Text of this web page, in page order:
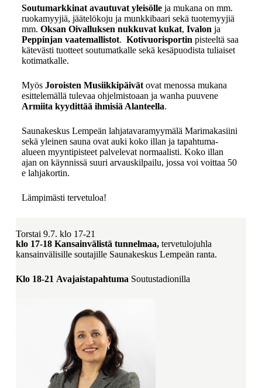
Soutumarkkinat avautuvat yleisölleja mukana on mm.
ruokamyyjiä, jäätelökoju ja munkkibaari sekä tuotemyyjiä
mm. Oksan Oivalluksen nukkuvat kukat, Ivalon ja
Peppinjan vaatemallistot. Kotivuorisportin pisteeltä saa
kätevästi tuotteet soutumatkalle sekä kesäpuodista tuliaiset
kotimatkalle.
Myös Joroisten Musiikkipäivätovat menossa mukana
esittelemällä tulevaa ohjelmistoaan ja wanha puuvene
Armiita kyydittää ihmisiä Alanteella.
Saunakeskus Lempeän lahjatavaramyymälä Marimakasiini
sekä yleinen sauna ovat auki koko illan ja tapahtuma-
alueen myyntipisteet palvelevat normaalisti. Koko illan
ajan on käynnissä suuri arvauskilpailu, jossa voi voittaa 50
e lahjakortin.
Lämpimästi tervetuloa!
Torstai 9.7. klo 17-21
klo 17-18 Kansainvälistä tunnelmaa,tervetulojuhla
kansainvälisille soutajille Saunakeskus Lempeän ranta.
Klo 18-21 Avajaistapahtuma Soutustadionilla